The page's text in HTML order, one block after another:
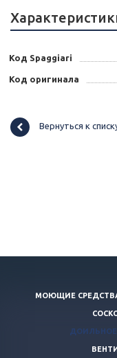
Код Spaggiari
Код оригинала
Вернуться к
МОЮЩИЕ
ДОИЛЬНОЕ